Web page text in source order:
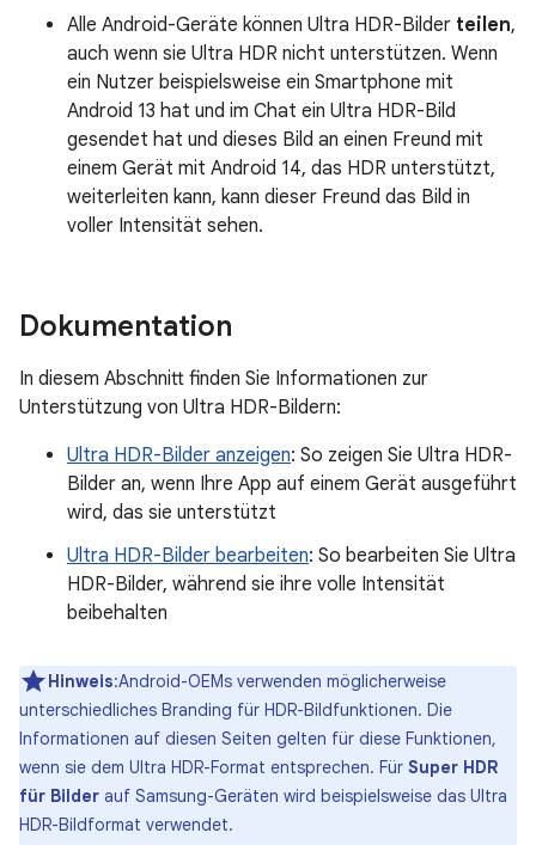
Alle Android-Geräte können Ultra HDR-Bilder teilen,
auch wenn sie Ultra HDR nicht unterstützen. Wenn
ein Nutzer beispielsweise ein Smartphone mit
Android 13 hat und im Chat ein Ultra HDR-Bild
gesendet hat und dieses Bild an einen Freund mit
einem Gerät mit Android 14, das HDR unterstützt,
weiterleiten kann, kann dieser Freund das Bild in
voller Intensität sehen.
Dokumentation
In diesem Abschnitt finden Sie Informationen zur
Unterstützung von Ultra HDR-Bildern:
Ultra HDR-Bilder anzeigen: So zeigen Sie Ultra HDR-
Bilder an, wenn Ihre App auf einem Gerät ausgeführt
wird, das sie unterstützt
Ultra HDR-Bilder bearbeiten: So bearbeiten Sie Ultra
HDR-Bilder, während sie ihre volle Intensität
beibehalten
Hinweis:Android-OEMs verwenden möglicherweise
unterschiedliches Branding für HDR-Bildfunktionen. Die
Informationen auf diesen Seiten gelten für diese Funktionen,
wenn sie dem Ultra HDR-Format entsprechen. Für Super HDR
für Bilder auf Samsung-Geräten wird beispielsweise das Ultra
HDR-Bildformat verwendet.